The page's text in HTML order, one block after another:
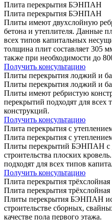
Плита перекрытия БЭНПАН
Плита перекрытия БЭНПАН
Плиты имеют двухслойную
бетона и утеплителя. Данные
всех типов капитальных
толщина плит составляет 305
также при необходимости до
Получить консультацию
Плиты перекрытия лоджий и
Плиты перекрытия лоджий и
Плиты имеют ребристую
перекрытий подходят для
конструкций.
Получить консультацию
Плита перекрытия с
Плита перекрытия с
Плиты перекрытий БЭНПАН с
строительства плоских
подходят для всех типов
Получить консультацию
Плита перекрытия
Плита перекрытия
Плиты перекрытия БЭНПАН
строительстве сборных,
качестве пола первого этажа.